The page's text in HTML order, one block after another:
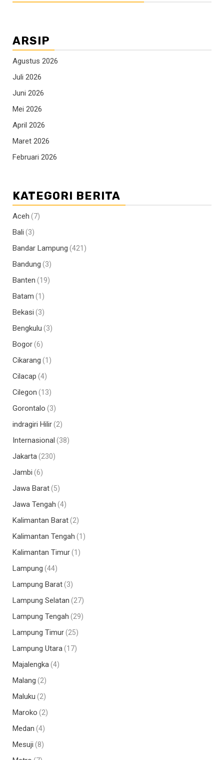
ARSIP
Agustus 2026
Juli 2026
Juni 2026
Mei 2026
April 2026
Maret 2026
Februari 2026
KATEGORI BERITA
Aceh (7)
Bali (3)
Bandar Lampung (421)
Bandung (3)
Banten (19)
Batam (1)
Bekasi (3)
Bengkulu (3)
Bogor(6)
Cikarang (1)
Cilacap (4)
Cilegon (13)
Gorontalo (3)
indragiri Hilir(2)
Internasional (38)
Jakarta(230)
Jambi (6)
Jawa Barat(5)
Jawa Tengah (4)
Kalimantan Barat(2)
Kalimantan Tengah (1)
Kalimantan Timur(1)
Lampung (44)
Lampung Barat(3)
Lampung Selatan (27)
Lampung Tengah (29)
Lampung Timur(25)
Lampung Utara(17)
Majalengka(4)
Malang (2)
Maluku (2)
Maroko (2)
Medan (4)
Mesuji (8)